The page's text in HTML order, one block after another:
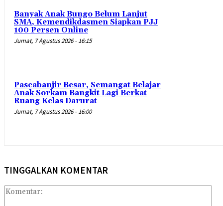
Banyak Anak Bungo Belum Lanjut
SMA, Kemendikdasmen Siapkan PJJ
100 Persen Online
Jumat, 7 Agustus 2026 - 16:15
Pascabanjir Besar, Semangat Belajar
Anak Sorkam Bangkit Lagi Berkat
Ruang Kelas Darurat
Jumat, 7 Agustus 2026 - 16:00
TINGGALKAN KOMENTAR